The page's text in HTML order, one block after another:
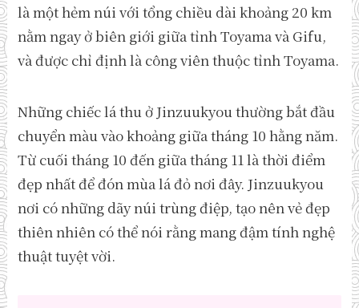
là một hẻm núi với tổng chiều dài khoảng 20 km
nằm ngay ở biên giới giữa tỉnh Toyama và Gifu,
và được chỉ định là công viên thuộc tỉnh Toyama.
Những chiếc lá thu ở Jinzuukyou thường bắt đầu
chuyển màu vào khoảng giữa tháng 10 hằng năm.
Từ cuối tháng 10 đến giữa tháng 11 là thời điểm
đẹp nhất để đón mùa lá đỏ nơi đây. Jinzuukyou
nơi có những dãy núi trùng điệp, tạo nên vẻ đẹp
thiên nhiên có thể nói rằng mang đậm tính nghệ
thuật tuyệt vời.